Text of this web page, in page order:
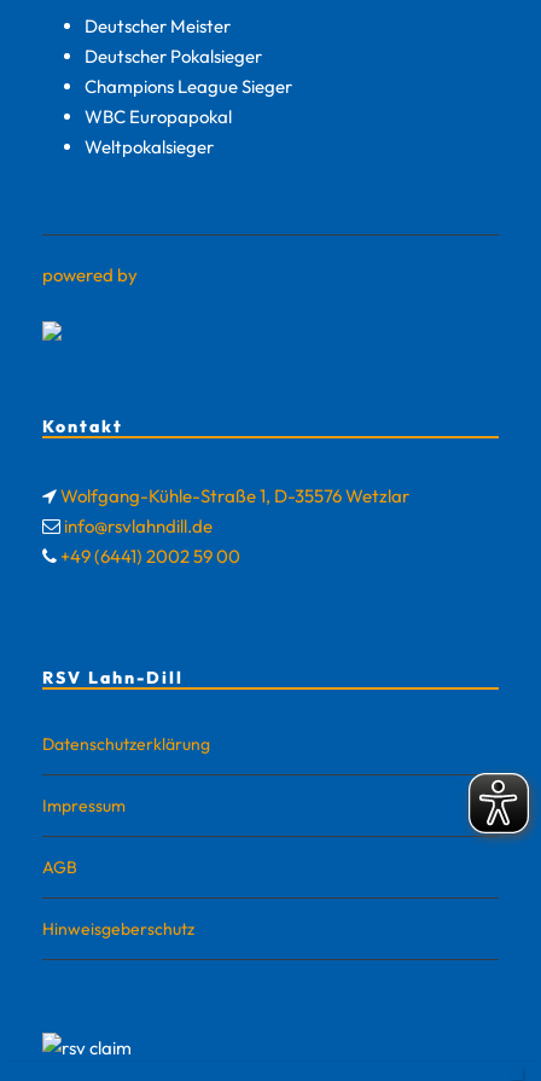
Deutscher Meister
Deutscher Pokalsieger
Champions League Sieger
WBC Europapokal
Weltpokalsieger
powered by
Kontakt
Wolfgang-Kühle-Straße 1, D-35576 Wetzlar
info@rsvlahndill.de
+49 (6441) 2002 59 00
RSV Lahn-Dill
Datenschutzerklärung
Impressum
AGB
Hinweisgeberschutz